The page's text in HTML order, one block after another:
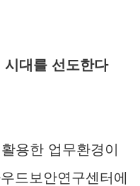
시대를 선도한다
용한 업무환경이
드보안연구센터에